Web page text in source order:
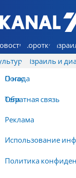
7 КАНАЛ - Аруц
Коротко
Израиль и
О нас
Обратная связь
Реклама
Использование
Политика
Погода
Теги